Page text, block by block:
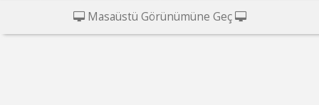
Masaüstü Görünümüne Geç